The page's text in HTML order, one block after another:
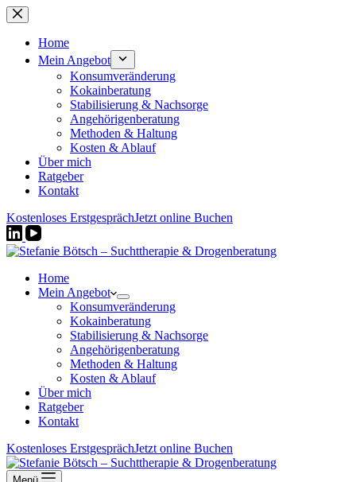
Zum
Inhalt
springenHome
Mein Angebot
Konsumveränderung
Kokainberatung
Stabilisierung & Nachsorge
Angehörigenberatung
Methoden & Haltung
Kosten & Ablauf
Über mich
Ratgeber
Kontakt
Kostenloses ErstgesprächJetzt online Buchen
Home
Mein Angebot
Konsumveränderung
Kokainberatung
Stabilisierung & Nachsorge
Angehörigenberatung
Methoden & Haltung
Kosten & Ablauf
Über mich
Ratgeber
Kontakt
Kostenloses ErstgesprächJetzt online Buchen